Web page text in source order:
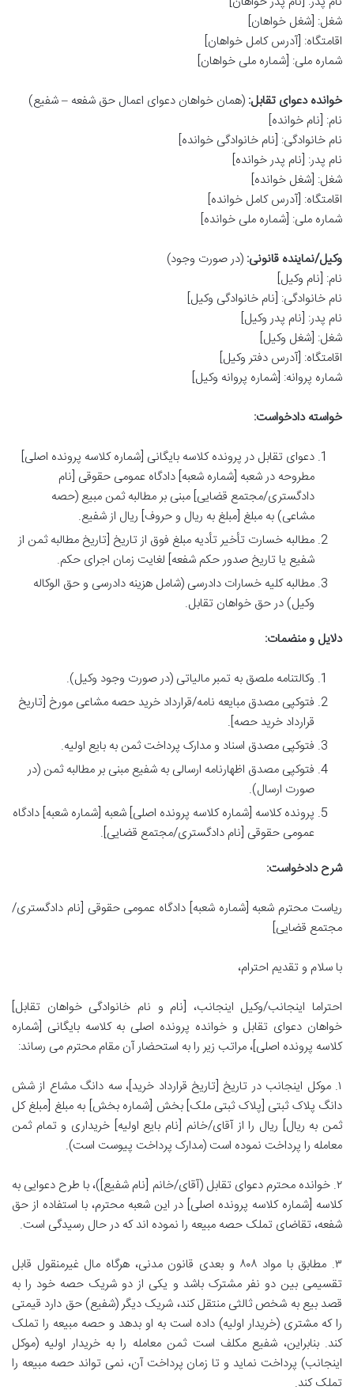
شغل: [شغل خواهان]
اقامتگاه: [آدرس کامل خواهان]
شماره ملی: [شماره ملی خواهان]
خوانده دعوای تقابل: (همان خواهان دعوای اعمال حق شفعه – شفیع)
نام: [نام خوانده]
نام خانوادگی: [نام خانوادگی خوانده]
نام پدر: [نام پدر خوانده]
شغل: [شغل خوانده]
اقامتگاه: [آدرس کامل خوانده]
شماره ملی: [شماره ملی خوانده]
وکیل/نماینده قانونی: (در صورت وجود)
نام: [نام وکیل]
نام خانوادگی: [نام خانوادگی وکیل]
نام پدر: [نام پدر وکیل]
شغل: [شغل وکیل]
اقامتگاه: [آدرس دفتر وکیل]
شماره پروانه: [شماره پروانه وکیل]
خواسته دادخواست:
دعوای تقابل در پرونده کلاسه بایگانی [شماره کلاسه پرونده اصلی]
مطروحه در شعبه [شماره شعبه] دادگاه عمومی حقوقی [نام
دادگستری/مجتمع قضایی] مبنی بر مطالبه ثمن مبیع (حصه
مشاعی) به مبلغ [مبلغ به ریال و حروف] ریال از شفیع.
مطالبه خسارت تأخیر تأدیه مبلغ فوق از تاریخ [تاریخ مطالبه ثمن از
شفیع یا تاریخ صدور حکم شفعه] لغایت زمان اجرای حکم.
مطالبه کلیه خسارات دادرسی (شامل هزینه دادرسی و حق الوکاله
وکیل) در حق خواهان تقابل.
دلایل و منضمات:
وکالتنامه ملصق به تمبر مالیاتی (در صورت وجود وکیل).
فتوکپی مصدق مبایعه نامه/قرارداد خرید حصه مشاعی مورخ [تاریخ
قرارداد خرید حصه].
فتوکپی مصدق اسناد و مدارک پرداخت ثمن به بایع اولیه.
فتوکپی مصدق اظهارنامه ارسالی به شفیع مبنی بر مطالبه ثمن (در
صورت ارسال).
پرونده کلاسه [شماره کلاسه پرونده اصلی] شعبه [شماره شعبه] دادگاه
عمومی حقوقی [نام دادگستری/مجتمع قضایی].
شرح دادخواست:
ریاست محترم شعبه [شماره شعبه] دادگاه عمومی حقوقی [نام دادگستری/
مجتمع قضایی]
با سلام و تقدیم احترام،
احتراما اینجانب/وکیل اینجانب، [نام و نام خانوادگی خواهان تقابل]
خواهان دعوای تقابل و خوانده پرونده اصلی به کلاسه بایگانی [شماره
کلاسه پرونده اصلی]، مراتب زیر را به استحضار آن مقام محترم می رساند:
۱. موکل اینجانب در تاریخ [تاریخ قرارداد خرید]، سه دانگ مشاع از شش
دانگ پلاک ثبتی [پلاک ثبتی ملک] بخش [شماره بخش] به مبلغ [مبلغ کل
ثمن به ریال] ریال را از آقای/خانم [نام بایع اولیه] خریداری و تمام ثمن
معامله را پرداخت نموده است (مدارک پرداخت پیوست است).
۲. خوانده محترم دعوای تقابل (آقای/خانم [نام شفیع])، با طرح دعوایی به
کلاسه [شماره کلاسه پرونده اصلی] در این شعبه محترم، با استفاده از حق
شفعه، تقاضای تملک حصه مبیعه را نموده اند که در حال رسیدگی است.
۳. مطابق با مواد ۸۰۸ و بعدی قانون مدنی، هرگاه مال غیرمنقول قابل
تقسیمی بین دو نفر مشترک باشد و یکی از دو شریک حصه خود را به
قصد بیع به شخص ثالثی منتقل کند، شریک دیگر (شفیع) حق دارد قیمتی
را که مشتری (خریدار اولیه) داده است به او بدهد و حصه مبیعه را تملک
کند. بنابراین، شفیع مکلف است ثمن معامله را به خریدار اولیه (موکل
اینجانب) پرداخت نماید و تا زمان پرداخت آن، نمی تواند حصه مبیعه را
تملک کند.